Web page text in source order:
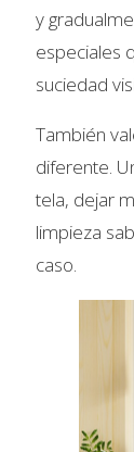
y
especiales
suciedad
También
diferente.
tela, dejar
limpieza
caso.